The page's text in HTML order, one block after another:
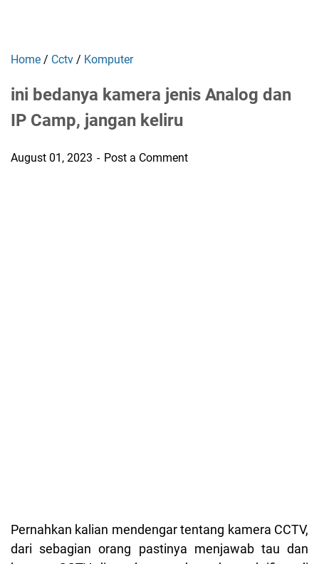
Home / Cctv / Komputer
ini bedanya kamera jenis Analog dan
IP Camp, jangan keliru
August 01, 2023 Post a Comment
Pernahkan kalian mendengar tentang kamera CCTV,
dari sebagian orang pastinya menjawab tau dan